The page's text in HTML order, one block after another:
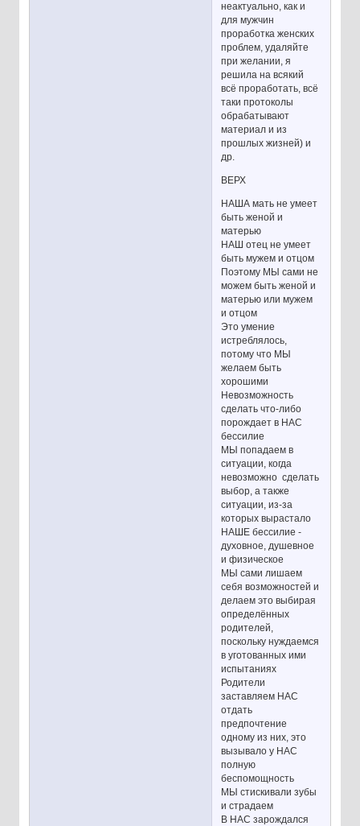
неактуально, как и
для мужчин
проработка женских
проблем, удаляйте
при желании, я
решила на всякий
всё проработать, всё
таки протоколы
обрабатывают
материал и из
прошлых жизней) и
др.
ВЕРХ
НАША мать не умеет
быть женой и
матерью
НАШ отец не умеет
быть мужем и отцом
Поэтому МЫ сами не
можем быть женой и
матерью или мужем
и отцом
Это умение
истреблялось,
потому что МЫ
желаем быть
хорошими
Невозможность
сделать что-либо
порождает в НАС
бессилие
МЫ попадаем в
ситуации, когда
невозможно сделать
выбор, а также
ситуации, из-за
которых вырастало
НАШЕ бессилие -
духовное, душевное
и физическое
МЫ сами лишаем
себя возможностей и
делаем это выбирая
определённых
родителей,
поскольку нуждаемся
в уготованных ими
испытаниях
Родители
заставляем НАС
отдать
предпочтение
одному из них, это
вызывало у НАС
полную
беспомощность
МЫ стискивали зубы
и страдаем
В НАС зарождался